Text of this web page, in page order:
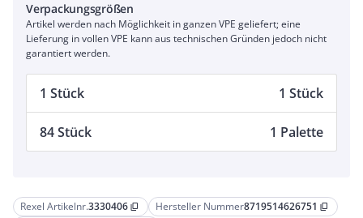
Rexel Artikelnr.3330406 content_copy Hersteller Nummer8719514626751 content_copy
Verpackungsgrößen
Artikel werden nach Möglichkeit in ganzen VPE geliefert; eine
Lieferung in vollen VPE kann aus technischen Gründen jedoch nicht
garantiert werden.
1 Stück 1 Stück
84 Stück 1 Palette